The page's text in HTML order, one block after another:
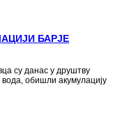
БАРЈЕ
су данас у друштву
обишли акумулацију